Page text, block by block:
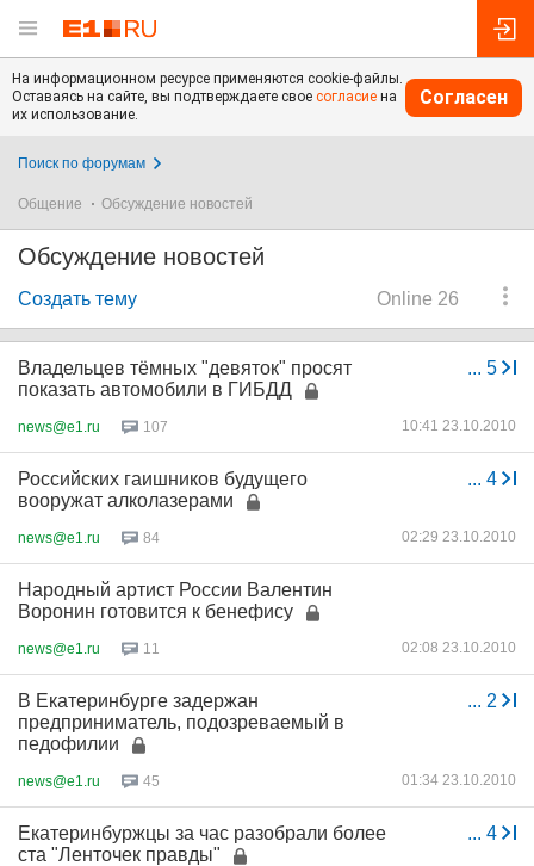
На информационном ресурсе применяются cookie-файлы.
Оставаясь на сайте, вы подтверждаете свое согласие на
их использование.
Согласен
Поиск по форумам
Общение Обсуждение новостей
Обсуждение новостей
Online 26
Создать тему
... 5
Владельцев тёмных "девяток" просят
показать автомобили в ГИБДД
news@e1.ru 107 10:41 23.10.2010
... 4
Российских гаишников будущего
вооружат алколазерами
news@e1.ru 84 02:29 23.10.2010
Народный артист России Валентин
Воронин готовится к бенефису
news@e1.ru 11 02:08 23.10.2010
... 2
В Екатеринбурге задержан
предприниматель, подозреваемый в
педофилии
news@e1.ru 45 01:34 23.10.2010
... 4
Екатеринбуржцы за час разобрали более
ста "Ленточек правды"